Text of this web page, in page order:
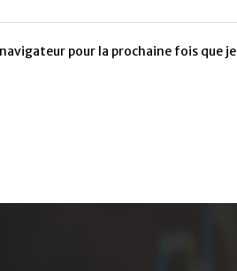
pour la prochaine fois que je